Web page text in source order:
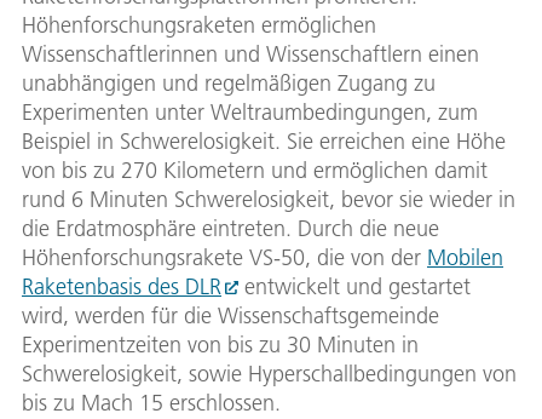
Höhenforschungsraketen ermöglichen
Wissenschaftlerinnen und Wissenschaftlern einen
unabhängigen und regelmäßigen Zugang zu
Experimenten unter Weltraumbedingungen, zum
Beispiel in Schwerelosigkeit. Sie erreichen eine Höhe
von bis zu 270 Kilometern und ermöglichen damit
rund 6 Minuten Schwerelosigkeit, bevor sie wieder in
die Erdatmosphäre eintreten. Durch die neue
Höhenforschungsrakete VS-50, die von der Mobilen
Raketenbasis des DLR
entwickelt und gestartet
wird, werden für die Wissenschaftsgemeinde
Experimentzeiten von bis zu 30 Minuten in
Schwerelosigkeit, sowie Hyperschallbedingungen von
bis zu Mach 15 erschlossen.